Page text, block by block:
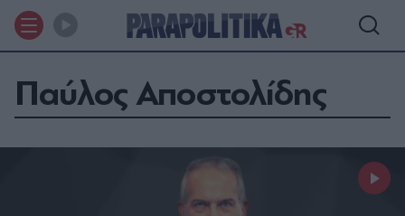
Παύλος Αποστολίδης